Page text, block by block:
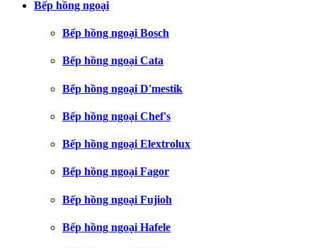
Bếp hồng ngoại
Bếp hồng ngoại Bosch
Bếp hồng ngoại Cata
Bếp hồng ngoại D'mestik
Bếp hồng ngoại Chef's
Bếp hồng ngoại Elextrolux
Bếp hồng ngoại Fagor
Bếp hồng ngoại Fujioh
Bếp hồng ngoại Hafele